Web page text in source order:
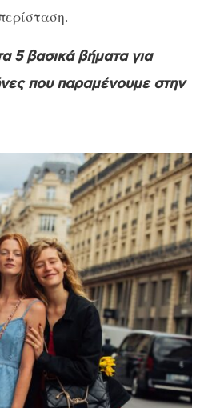
5 βασικά βήματα για
που παραμένουμε στην